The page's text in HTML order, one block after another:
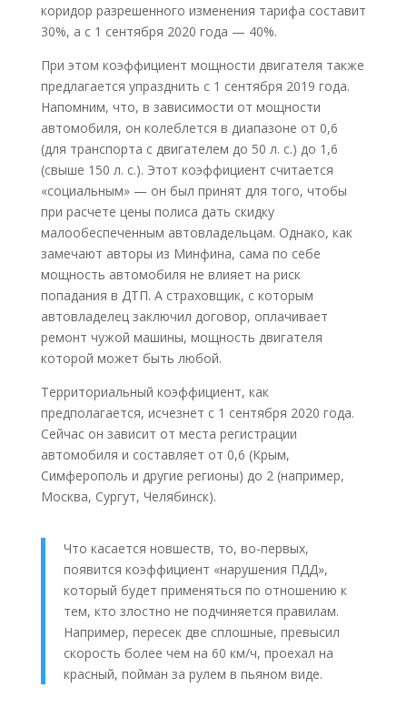
коридор разрешенного изменения тарифа составит
30%, а с 1 сентября 2020 года — 40%.
При этом коэффициент мощности двигателя также
предлагается упразднить с 1 сентября 2019 года.
Напомним, что, в зависимости от мощности
автомобиля, он колеблется в диапазоне от 0,6
(для транспорта с двигателем до 50 л. с.) до 1,6
(свыше 150 л. с.). Этот коэффициент считается
«социальным» — он был принят для того, чтобы
при расчете цены полиса дать скидку
малообеспеченным автовладельцам. Однако, как
замечают авторы из Минфина, сама по себе
мощность автомобиля не влияет на риск
попадания в ДТП. А страховщик, с которым
автовладелец заключил договор, оплачивает
ремонт чужой машины, мощность двигателя
которой может быть любой.
Территориальный коэффициент, как
предполагается, исчезнет с 1 сентября 2020 года.
Сейчас он зависит от места регистрации
автомобиля и составляет от 0,6 (Крым,
Симферополь и другие регионы) до 2 (например,
Москва, Сургут, Челябинск).
Что касается новшеств, то, во-первых,
появится коэффициент «нарушения ПДД»,
который будет применяться по отношению к
тем, кто злостно не подчиняется правилам.
Например, пересек две сплошные, превысил
скорость более чем на 60 км/ч, проехал на
красный, пойман за рулем в пьяном виде.